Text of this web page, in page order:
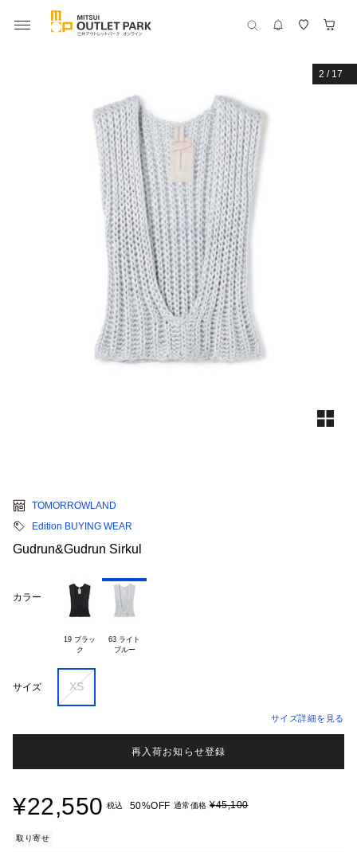
2 / 17
TOMORROWLAND
Edition BUYING WEAR
Gudrun&Gudrun Sirkul
カラー
19 ブラッ
63 ライト
ブルー
サイズ XS
サイズ詳細を見る
再入荷お知らせ登録
¥22,550 税込 50%OFF 通常価格 ¥45,100
取り寄せ